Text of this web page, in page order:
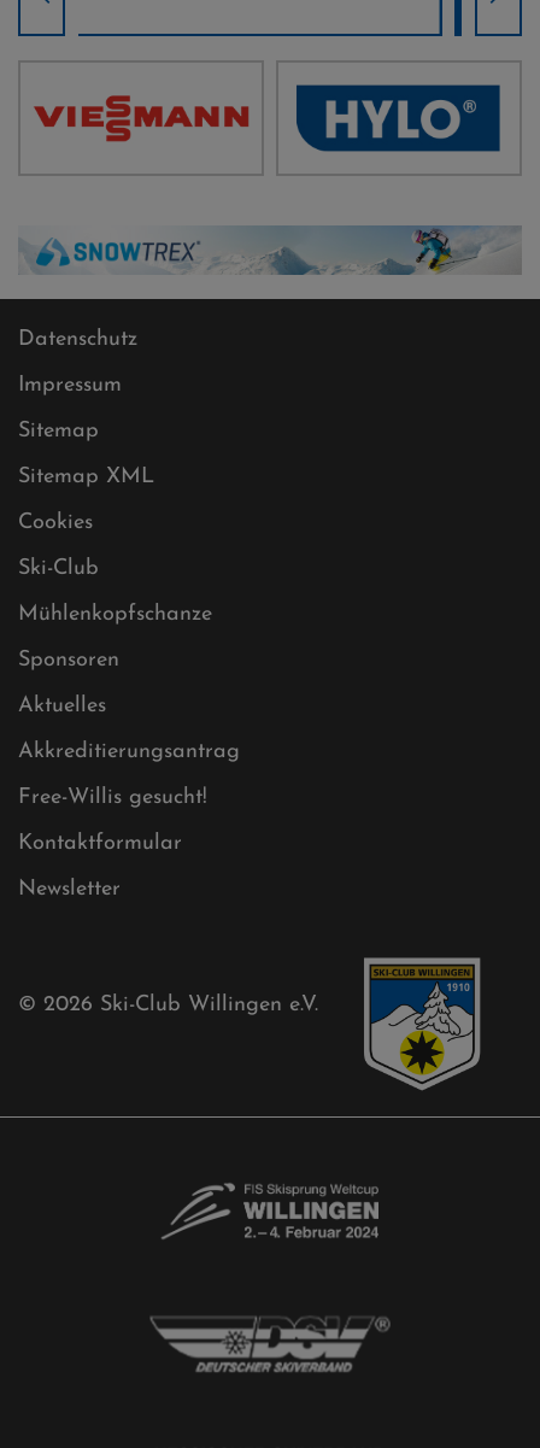
Datenschutz
Impressum
Sitemap
Sitemap XML
Cookies
Ski-Club
Mühlenkopfschanze
Sponsoren
Free-Willis gesucht!
Ski-Club Willingen e.V.